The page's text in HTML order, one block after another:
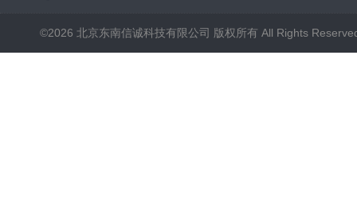
©2026 北京东南信诚科技有限公司 版权所有 All Rights